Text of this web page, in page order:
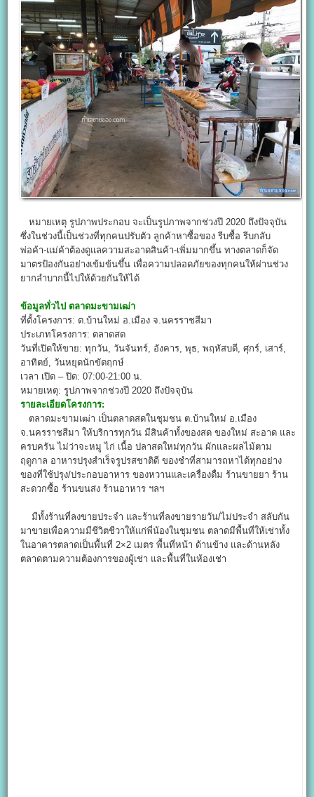
หมายเหตุ รูปภาพประกอบ จะเป็นรูปภาพจากช่วงปี 2020 ถึงปัจจุบัน
ซึ่งในช่วงนี้เป็นช่วงที่ทุกคนปรับตัว ลูกค้าหาซื้อของ รีบซื้อ รีบกลับ
พ่อค้า-แม่ค้าต้องดูแลความสะอาดสินค้า-เพิ่มมากขึ้น ทางตลาดก็จัด
มาตรป้องกันอย่างเข้มข้นขึ้น เพื่อความปลอดภัยของทุกคนให้ผ่านช่วง
ยากลำบากนี้ไปให้ด้วยกันให้ได้
ข้อมูลทั่วไป ตลาดมะขามเฒ่า
ที่ตั้งโครงการ: ต.บ้านใหม่ อ.เมือง จ.นครราชสีมา
ประเภทโครงการ: ตลาดสด
วันที่เปิดให้ขาย: ทุกวัน, วันจันทร์, อังคาร, พุธ, พฤหัสบดี, ศุกร์, เสาร์,
อาทิตย์, วันหยุดนักขัตฤกษ์
เวลา เปิด – ปิด: 07:00-21:00 น.
หมายเหตุ: รูปภาพจากช่วงปี 2020 ถึงปัจจุบัน
รายละเอียดโครงการ:
ตลาดมะขามเฒ่า เป็นตลาดสดในชุมชน ต.บ้านใหม่ อ.เมือง
จ.นครราชสีมา ให้บริการทุกวัน มีสินค้าทั้งของสด ของใหม่ สะอาด และ
ครบครัน ไม่ว่าจะหมู ไก่ เนื้อ ปลาสดใหม่ทุกวัน ผักและผลไม้ตาม
ฤดูกาล อาหารปรุงสำเร็จรูปรสชาติดี ของชำที่สามารถหาได้ทุกอย่าง
ของที่ใช้ปรุง/ประกอบอาหาร ของหวานและเครื่องดื่ม ร้านขายยา ร้าน
สะดวกซื้อ ร้านขนส่ง ร้านอาหาร ฯลฯ
มีทั้งร้านที่ลงขายประจำ และร้านที่ลงขายรายวัน/ไม่ประจำ สลับกัน
มาขายเพื่อความมีชีวิตชีวาให้แก่พี่น้องในชุมชน ตลาดมีพื้นที่ให้เช่าทั้ง
ในอาคารตลาดเป็นพื้นที่ 2×2 เมตร พื้นที่หน้า ด้านข้าง และด้านหลัง
ตลาดตามความต้องการของผู้เช่า และพื้นที่ในห้องเช่า